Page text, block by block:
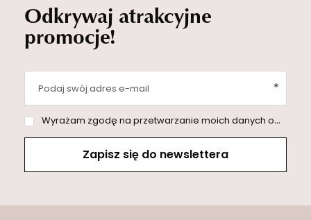
Odkrywaj atrakcyjne
promocje!
Podaj swój adres e-mail
Wyrażam zgodę na przetwarzanie moich danych osobowych (adres e-mail) na potrzeby wysyłki newslettera z informacją handlową (marketing). Więcej w
Zapisz się do newslettera